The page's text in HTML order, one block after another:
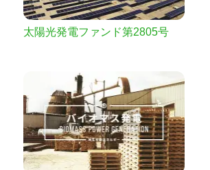
太陽光発電ファンド第2805号